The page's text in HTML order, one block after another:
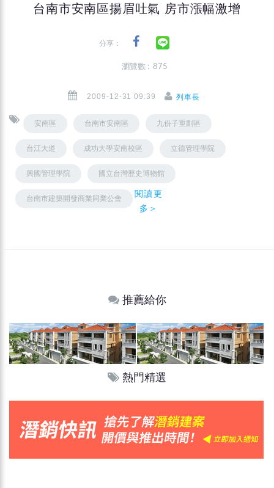
台南市安南區揚眉吐氣 房市漲幅激增
分享：
瀏覽數 : 875
2009-12-31 09:39 列車長
安南區 台南市安南區 九份子重劃區
台江大道 成功大學安南校區 立德管理學院
興國管理學院 國立台灣歷史博物館
台南市建築開發商業同業公會
閱讀更
多＞
推薦給你
熱門精選